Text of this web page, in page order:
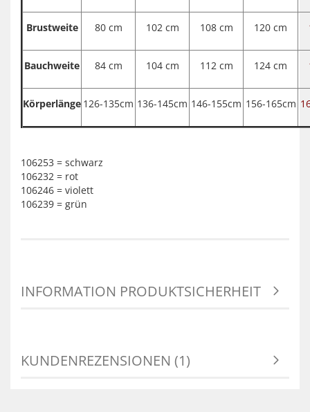
Brustweite 80 cm 102 cm 108 cm 120 cm
Bauchweite 84 cm 104 cm 112 cm 124 cm
Körperlänge 126-135cm 136-145cm 146-155cm 156-165cm
106253 = schwarz
106232 = rot
106246 = violett
106239 = grün
INFORMATION PRODUKTSICHERHEIT
KUNDENREZENSIONEN (1)